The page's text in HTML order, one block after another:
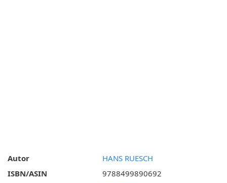
Autor
HANS RUESCH
ISBN/ASIN
9788499890692